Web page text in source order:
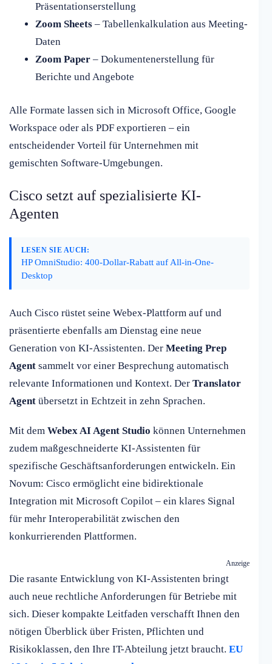
Präsentationserstellung
Zoom Sheets– Tabellenkalkulation aus Meeting-
Daten
Zoom Paper– Dokumentenerstellung für
Berichte und Angebote
Alle Formate lassen sich in Microsoft Office, Google
Workspace oder als PDF exportieren – ein
entscheidender Vorteil für Unternehmen mit
gemischten Software-Umgebungen.
Cisco setzt auf spezialisierte KI-
Agenten
LESEN SIE AUCH:
HP OmniStudio: 400-Dollar-Rabatt auf All-in-One-
Desktop
Auch Cisco rüstet seine Webex-Plattform auf und
präsentierte ebenfalls am Dienstag eine neue
Generation von KI-Assistenten. Der Meeting Prep
Agent sammelt vor einer Besprechung automatisch
relevante Informationen und Kontext. Der Translator
Agent übersetzt in Echtzeit in zehn Sprachen.
Mit dem Webex AI Agent Studio können Unternehmen
zudem maßgeschneiderte KI-Assistenten für
spezifische Geschäftsanforderungen entwickeln. Ein
Novum: Cisco ermöglicht eine bidirektionale
Integration mit Microsoft Copilot – ein klares Signal
für mehr Interoperabilität zwischen den
konkurrierenden Plattformen.
Anzeige
Die rasante Entwicklung von KI-Assistenten bringt
auch neue rechtliche Anforderungen für Betriebe mit
sich. Dieser kompakte Leitfaden verschafft Ihnen den
nötigen Überblick über Fristen, Pflichten und
Risikoklassen, den Ihre IT-Abteilung jetzt braucht. EU